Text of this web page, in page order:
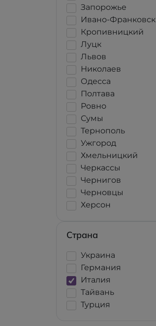
Запорожье
Ивано-Франковск
Кропивницкий
Луцк
Львов
Николаев
Одесса
Полтава
Ровно
Сумы
Тернополь
Ужгород
Хмельницкий
Черкассы
Чернигов
Черновцы
Херсон
Страна
Украина
Германия
Италия
Тайвань
Турция